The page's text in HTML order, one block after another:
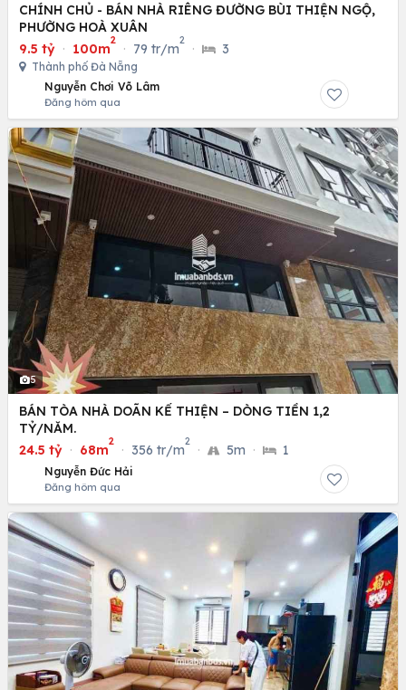
CHÍNH CHỦ - BÁN NHÀ RIÊNG ĐƯỜNG BÙI THIỆN NGỘ,
PHƯỜNG HOÀ XUÂN
9.5 tỷ · 100m
2
· 79 tr/m
2
· 3
Thành phố Đà Nẵng
Nguyễn Chơi Võ Lâm
Đăng hôm qua
5
BÁN TÒA NHÀ DOÃN KẾ THIỆN – DÒNG TIỀN 1,2
TỶ/NĂM.
24.5 tỷ · 68m
2
· 356 tr/m
2
· 5m · 1
Nguyễn Đức Hải
Đăng hôm qua